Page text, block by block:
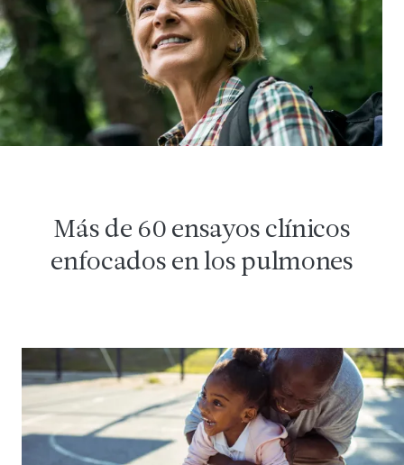
Más de 60 ensayos clínicos
enfocados en los pulmones